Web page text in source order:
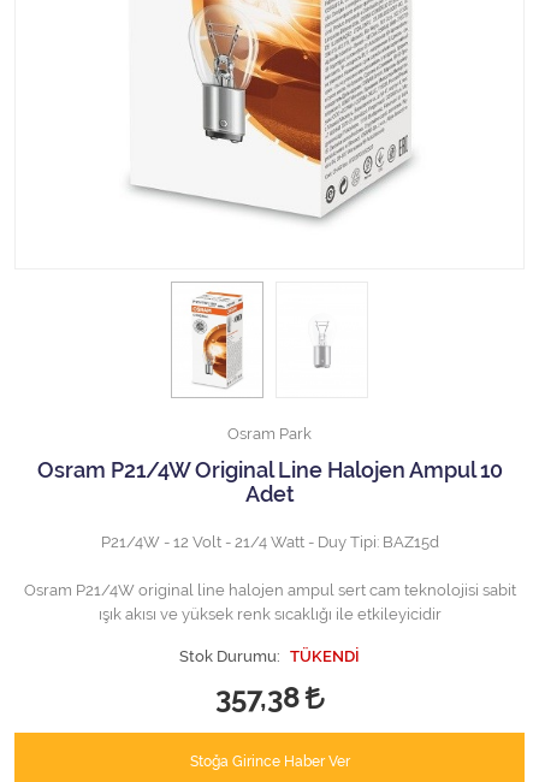
Motosiklet Halojen Far Ampulü
Kamyon Halojen Far Ampulü
Kamyon Halojen Park Ampulü
Kamyon Gösterge Ampulü
Osram Park
Osram P21/4W Original Line Halojen Ampul 10
Adet
P21/4W - 12 Volt - 21/4 Watt - Duy Tipi: BAZ15d
Osram P21/4W original line halojen ampul sert cam teknolojisi sabit
ışık akısı ve yüksek renk sıcaklığı ile etkileyicidir
Stok Durumu: TÜKENDİ
357,38
Stoğa Girince Haber Ver